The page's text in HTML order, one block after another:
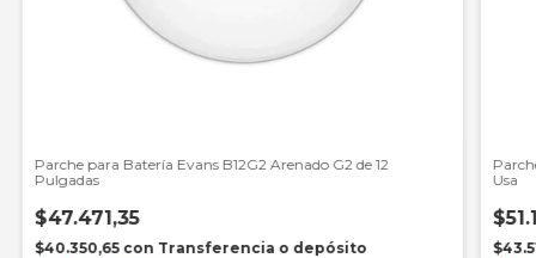
Parche para Batería Evans B12G2 Arenado G2 de 12
Pulgadas
$47.471,35
$40.350,65 con Transferencia o depósito
Usa